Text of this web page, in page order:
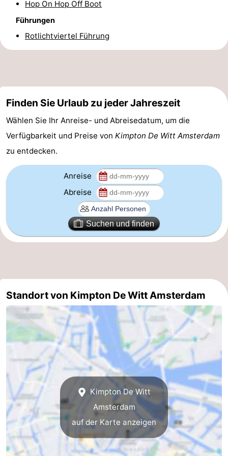
Homohauptstadt
Rotlichtviertel
Stadt
der
Diamante
Plätze
Zentrum
Gärten
und
Parks
Stadtviertel
Umgebung
Nordholland
-
Südholland
Praktisch
Reisebuchshop
Őffentliche
Verkehr
Route
Hauptbahnhof
Schiphol
Eindhoven
Parken
Tipps
Hop On Hop Off Boot
Führungen
Rotlichtviertel Führung
Finden Sie Urlaub zu jeder Jahreszeit
Wählen Sie Ihr Anreise- und Abreisedatum, um die
Verfügbarkeit und Preise von Kimpton De Witt Amsterdam
zu entdecken.
Anreise
Abreise
Suchen und finden
Standort von Kimpton De Witt Amsterdam
Kimpton De Witt
Amsterdam
auf der Karte anzeigen